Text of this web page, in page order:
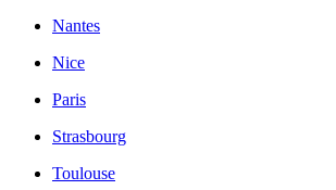
Nantes
Nice
Paris
Strasbourg
Toulouse